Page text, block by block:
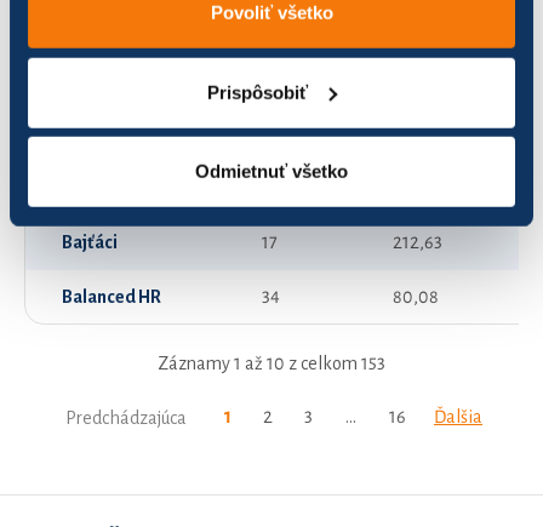
Povoliť všetko
Prispôsobiť
Odmietnuť všetko
34
BabaYaga 32 448,00
Bajťáci 17 212,63
Balanced HR 34 80,08
Záznamy 1 až 10 z celkom 153
Predchádzajúca 1 2 3 … 16 Ďalšia